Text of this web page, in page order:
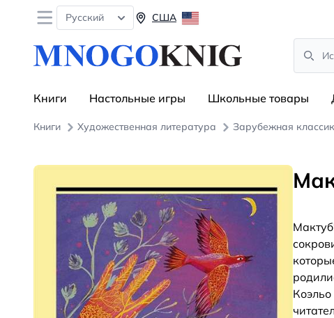
Open menu
Русский США
Search
Книги Настольные игры Школьные товары
Книги Художественная литература Зарубежная